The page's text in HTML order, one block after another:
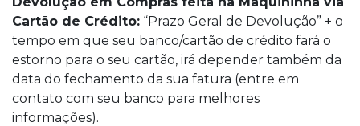
Cartão de Crédito: “Prazo Geral de Devolução” + o
tempo em que seu banco/cartão de crédito fará o
estorno para o seu cartão, irá depender também da
data do fechamento da sua fatura (entre em
contato com seu banco para melhores
informações).